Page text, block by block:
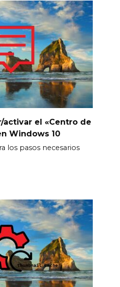
activar el «Centro de
Windows 10
los pasos necesarios